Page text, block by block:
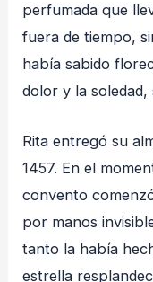
perfumada que
fuera de tiempo,
había sabido
dolor y la
Rita entregó su
1457. En el
convento
por manos
tanto la había
estrella